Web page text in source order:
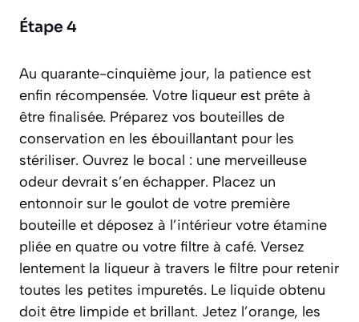
Étape 4
Au quarante-cinquième jour, la patience est
enfin récompensée. Votre liqueur est prête à
être finalisée. Préparez vos bouteilles de
conservation en les ébouillantant pour les
stériliser. Ouvrez le bocal : une merveilleuse
odeur devrait s’en échapper. Placez un
entonnoir sur le goulot de votre première
bouteille et déposez à l’intérieur votre étamine
pliée en quatre ou votre filtre à café. Versez
lentement la liqueur à travers le filtre pour retenir
toutes les petites impuretés. Le liquide obtenu
doit être limpide et brillant. Jetez l’orange, les